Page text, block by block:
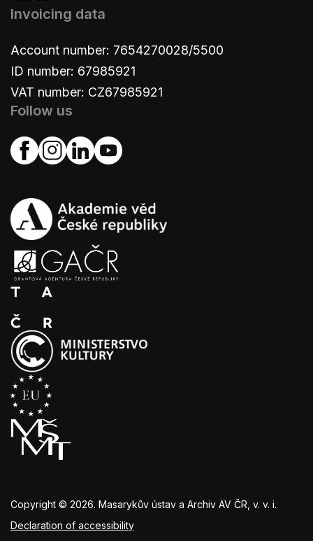
Invoicing data
Account number: 7654270028/5500
ID number: 67985921
VAT number: CZ67985921
Follow us
Copyright © 2026. Masarykův ústav a Archiv AV ČR, v. v. i.
Declaration of accessibility